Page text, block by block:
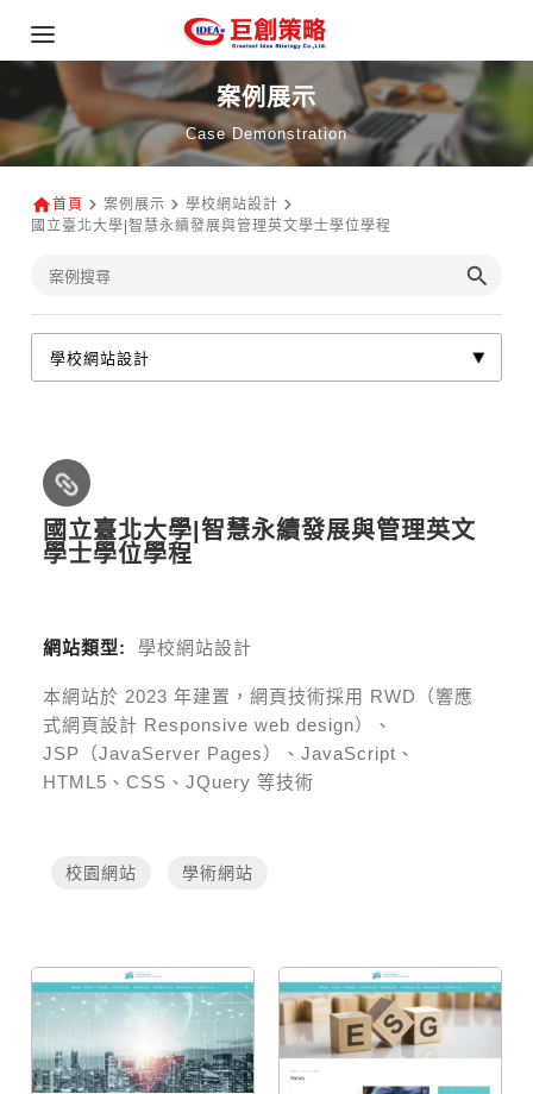
案例展示
Case Demonstration
首頁 案例展示
學校網站設計
國立臺北大學|智慧永續發展與管理英文學士學位學程
國立臺北大學|智慧永續發展與管理英文
學士學位學程
網站類型: 學校網站設計
本網站於 2023 年建置，網頁技術採用 RWD（響應
式網頁設計 Responsive web design）、
JSP（JavaServer Pages）、JavaScript、
HTML5、CSS、JQuery 等技術
校園網站 學術網站